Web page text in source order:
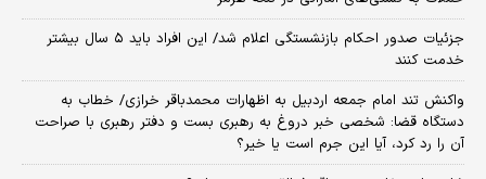
جزئیات صدور احکام بازنشستگی اعلام شد/ این افراد باید ۵ سال بیشتر
خدمت کنند
واکنش تند امام جمعه اردبیل به اظهارات محمدباقر خرازی/ خطاب به
دستگاه قضا: شخصی خبر دروغ به رهبری بست و دفتر رهبری با صراحت
آن را رد کرد، آیا این جرم است یا خیر؟